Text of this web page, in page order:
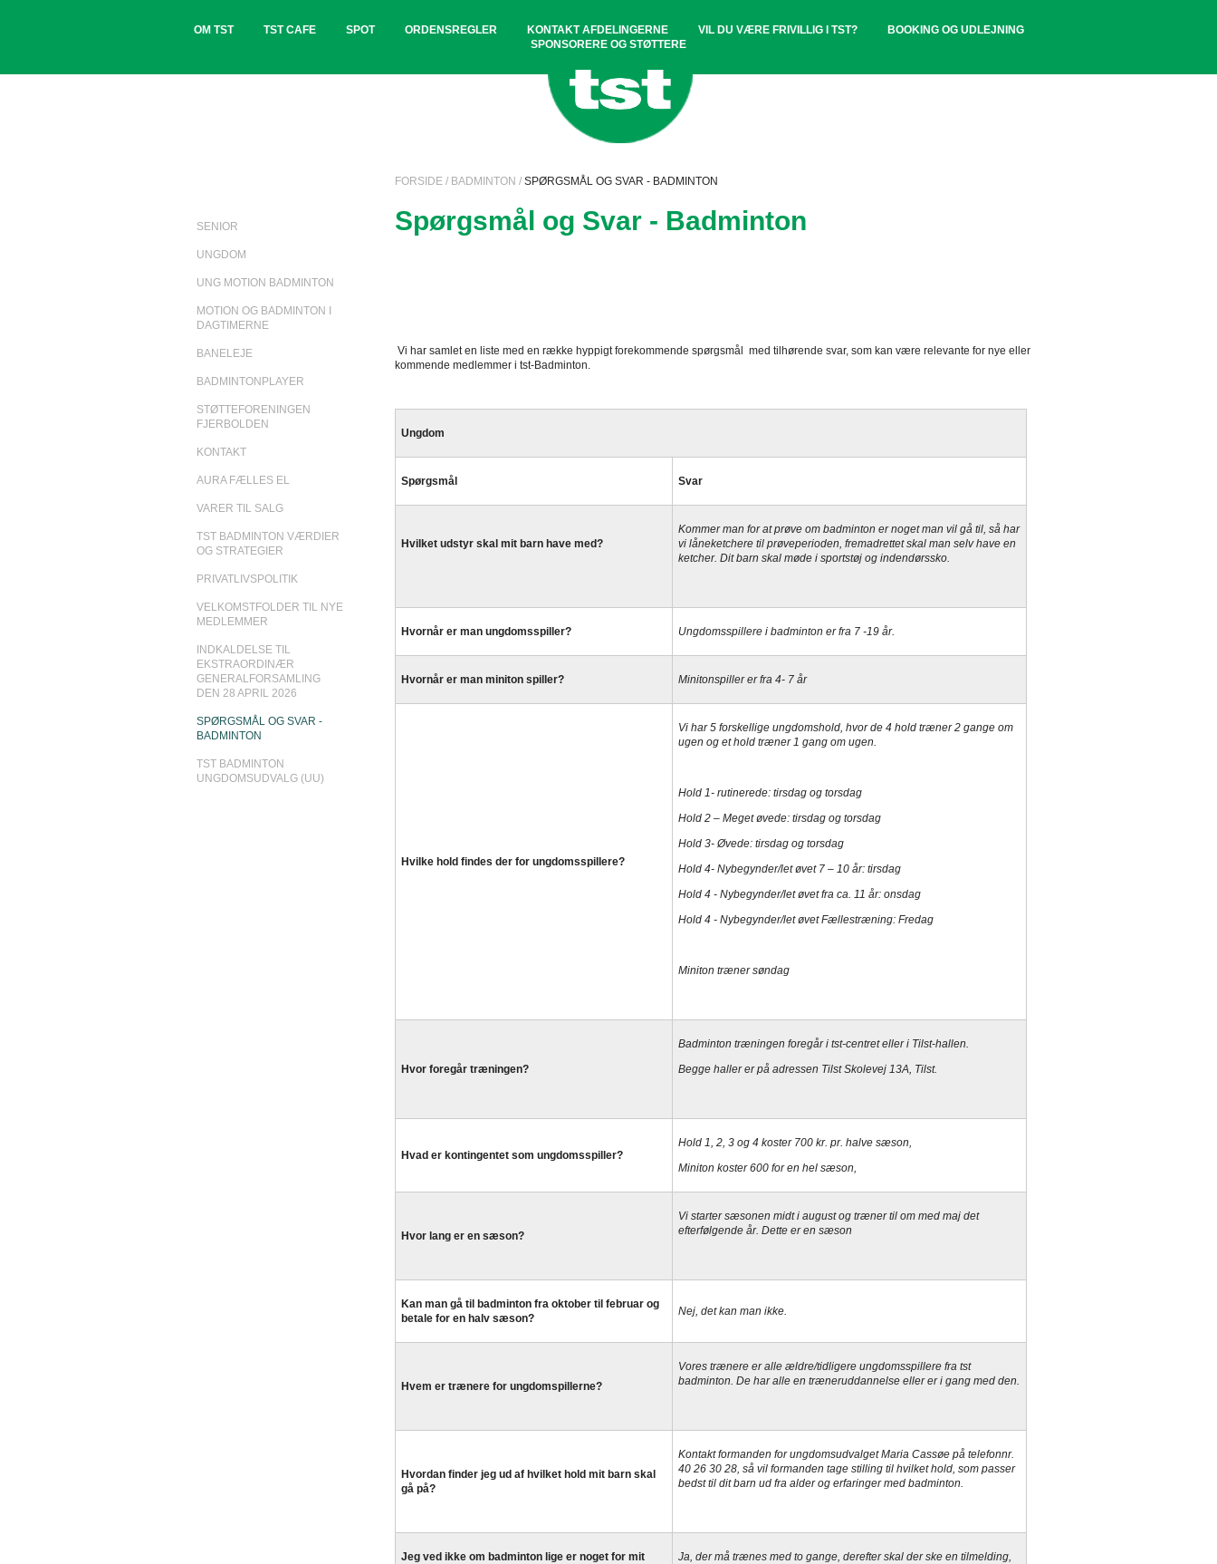
OM TST TST CAFE SPOT ORDENSREGLER KONTAKT AFDELINGERNE VIL DU VÆRE FRIVILLIG I TST?
BOOKING OG UDLEJNING
SPONSORERE OG STØTTERE
SENIOR
UNGDOM
UNG MOTION BADMINTON
MOTION OG BADMINTON I
DAGTIMERNE
BANELEJE
BADMINTONPLAYER
STØTTEFORENINGEN
FJERBOLDEN
KONTAKT
AURA FÆLLES EL
VARER TIL SALG
TST BADMINTON VÆRDIER
OG STRATEGIER
PRIVATLIVSPOLITIK
VELKOMSTFOLDER TIL NYE
MEDLEMMER
INDKALDELSE TIL
EKSTRAORDINÆR
GENERALFORSAMLING
DEN 28 APRIL 2026
SPØRGSMÅL OG SVAR -
BADMINTON
TST BADMINTON
UNGDOMSUDVALG (UU)
FORSIDE / BADMINTON / SPØRGSMÅL OG SVAR - BADMINTON
Spørgsmål og Svar - Badminton
Vi har samlet en liste med en række hyppigt forekommende spørgsmål med tilhørende svar, som kan være relevante for nye eller
kommende medlemmer i tst-Badminton.
Ungdom
Spørgsmål Svar
Hvilket udstyr skal mit barn have med?
Kommer man for at prøve om badminton er noget man vil gå til, så har
vi låneketchere til prøveperioden, fremadrettet skal man selv have en
ketcher. Dit barn skal møde i sportstøj og indendørssko.
Hvornår er man ungdomsspiller? Ungdomsspillere i badminton er fra 7 -19 år.
Hvornår er man miniton spiller? Minitonspiller er fra 4- 7 år
Hvilke hold findes der for ungdomsspillere?
Vi har 5 forskellige ungdomshold, hvor de 4 hold træner 2 gange om
ugen og et hold træner 1 gang om ugen.
Hold 1- rutinerede: tirsdag og torsdag
Hold 2 – Meget øvede: tirsdag og torsdag
Hold 3- Øvede: tirsdag og torsdag
Hold 4- Nybegynder/let øvet 7 – 10 år: tirsdag
Hold 4 - Nybegynder/let øvet fra ca. 11 år: onsdag
Hold 4 - Nybegynder/let øvet Fællestræning: Fredag
Miniton træner søndag
Hvor foregår træningen?
Badminton træningen foregår i tst-centret eller i Tilst-hallen.
Begge haller er på adressen Tilst Skolevej 13A, Tilst.
Hvad er kontingentet som ungdomsspiller?
Hold 1, 2, 3 og 4 koster 700 kr. pr. halve sæson,
Miniton koster 600 for en hel sæson,
Hvor lang er en sæson?
Vi starter sæsonen midt i august og træner til om med maj det
efterfølgende år. Dette er en sæson
Kan man gå til badminton fra oktober til februar og
betale for en halv sæson?
Nej, det kan man ikke.
Hvem er trænere for ungdomspillerne?
Vores trænere er alle ældre/tidligere ungdomsspillere fra tst
badminton. De har alle en træneruddannelse eller er i gang med den.
Hvordan finder jeg ud af hvilket hold mit barn skal
gå på?
Kontakt formanden for ungdomsudvalget Maria Cassøe på telefonnr.
40 26 30 28, så vil formanden tage stilling til hvilket hold, som passer
bedst til dit barn ud fra alder og erfaringer med badminton.
Jeg ved ikke om badminton lige er noget for mit
Ja, der må trænes med to gange, derefter skal der ske en tilmelding,